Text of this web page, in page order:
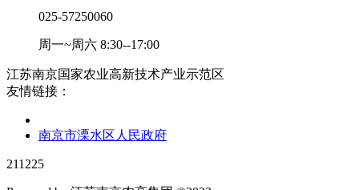
025-57250060
周一~周六 8:30--17:00
江苏南京国家农业高新技术产业示范区
友情链接：
南京市溧水区人民政府
211225